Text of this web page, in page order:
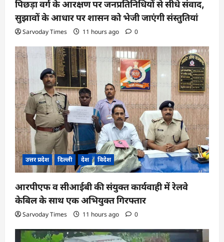
पिछड़ा वर्ग के आरक्षण पर जनप्रतिनिधियों से सीधे संवाद,
सुझावों के आधार पर शासन को भेजी जाएंगी संस्तुतियां
Sarvoday Times 11 hours ago 0
उत्तर प्रदेश दिल्ली देश विदेश
आरपीएफ व सीआईबी की संयुक्त कार्यवाही में रेलवे
केबिल के साथ एक अभियुक्त गिरफ्तार
Sarvoday Times 11 hours ago 0